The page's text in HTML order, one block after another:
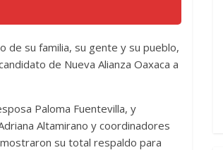
de su familia, su gente y su pueblo,
de Nueva Alianza Oaxaca a
Paloma Fuentevilla, y
Altamirano y coordinadores
su total respaldo para